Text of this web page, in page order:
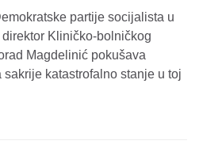
partije socijalista u
Kliničko-bolničkog
Magdelinić pokušava
katastrofalno stanje u toj